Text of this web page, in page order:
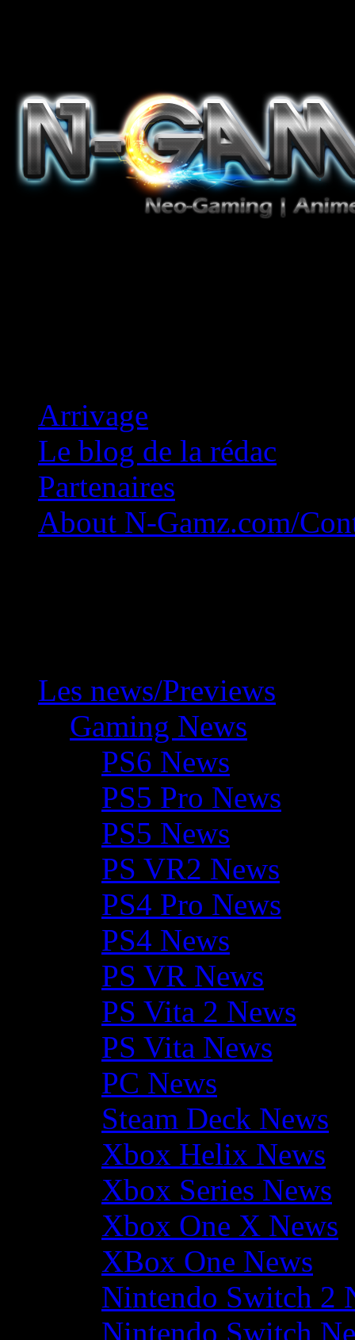
Arrivage
Le blog de la rédac
Partenaires
About N-Gamz.com/
Les news/Previews
Gaming News
PS6 News
PS5 Pro News
PS5 News
PS VR2 News
PS4 Pro News
PS4 News
PS VR News
PS Vita 2 News
PS Vita News
PC News
Steam Deck News
Xbox Helix News
Xbox Series News
Xbox One X News
XBox One News
Nintendo Switch 2
Nintendo Switch